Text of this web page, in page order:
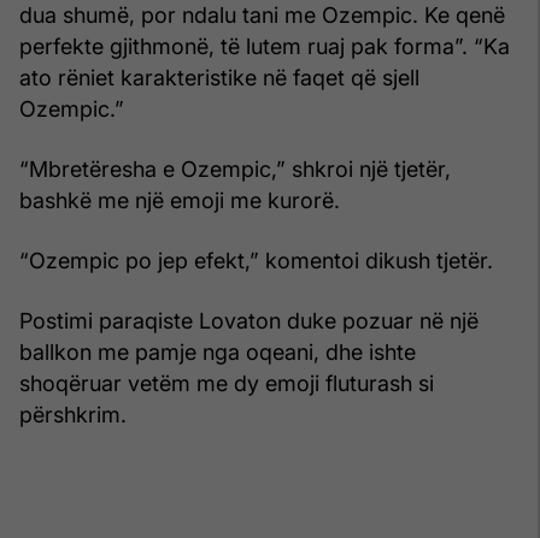
dua shumë, por ndalu tani me Ozempic. Ke qenë
perfekte gjithmonë, të lutem ruaj pak forma”. “Ka
ato rëniet karakteristike në faqet që sjell
Ozempic.”
“Mbretëresha e Ozempic,” shkroi një tjetër,
bashkë me një emoji me kurorë.
“Ozempic po jep efekt,” komentoi dikush tjetër.
Postimi paraqiste Lovaton duke pozuar në një
ballkon me pamje nga oqeani, dhe ishte
shoqëruar vetëm me dy emoji fluturash si
përshkrim.